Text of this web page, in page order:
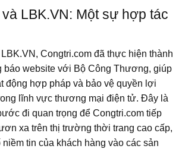
LBK.VN: Một sự hợp tác
Congtri.com đã thực hiện thành
báo website với Bộ Công Thương, giúp
động hợp pháp và bảo vệ quyền lợi
lĩnh vực thương mại điện tử. Đây là
đi quan trọng để Congtri.com tiếp
xa trên thị trường thời trang cao cấp,
tin của khách hàng vào các sản